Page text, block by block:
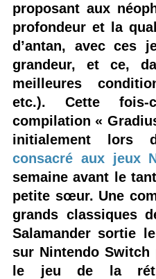
proposant aux
profondeur et la
d’antan, avec ces
grandeur, et ce,
meilleures
etc.). Cette
compilation «
initialement lors
consacré aux jeux
semaine avant le
petite sœur. Une
grands classiques
Salamander sortie
sur Nintendo
le jeu de la